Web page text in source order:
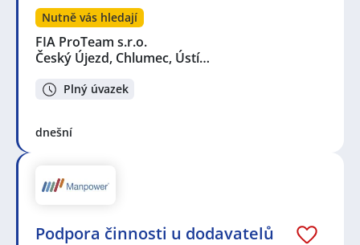
Nutně vás hledají
FIA ProTeam s.r.o.
Český Újezd, Chlumec, Ústí…
Plný úvazek
dnešní
Podpora činnosti u dodavatelů